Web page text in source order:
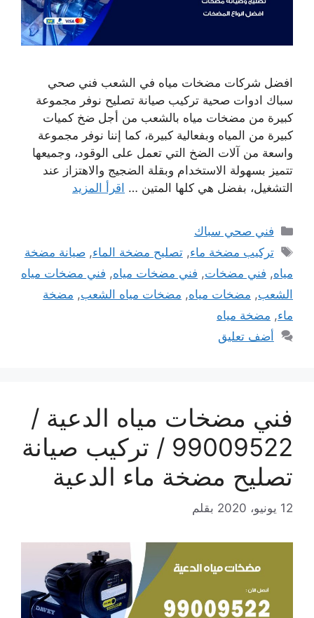
افضل شركات مضخات مياه في الشعب فني صحي
سباك ادوات صحية تركيب صيانة تصليح نوفر مجموعة
كبيرة من مضخات مياه بالشعب من أجل ضخ كميات
كبيرة من المياه وبفعالية كبيرة، كما إننا نوفر مجموعة
واسعة من آلات الضخ التي تعمل على الوقود، وجميعها
تتميز بسهولة الاستخدام وبقلة الضجيج والاهتزاز عند
التشغيل، بفضل هي كلها المتين … اقرأ المزيد
التصنيفات
فني صحي سباك
الوسوم
تركيب مضخة ماء,تصليح مضخة الماء,صيانة مضخة
مياه, فني مضخات, فني مضخات مياه, فني مضخات مياه
الشعب, مضخات مياه, مضخات مياه الشعب, مضخة
ماء, مضخة مياه
أضف تعليق
فني مضخات مياه الدعية /
99009522 / تركيب صيانة
تصليح مضخة ماء الدعية
12 يونيو، 2020 بقلم